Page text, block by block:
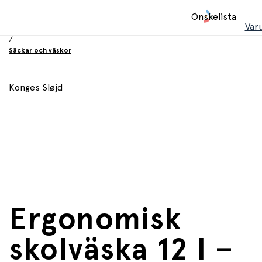
Önskelista
/
Säckar och väskor
Konges Sløjd
Ergonomisk
skolväska 12 l –